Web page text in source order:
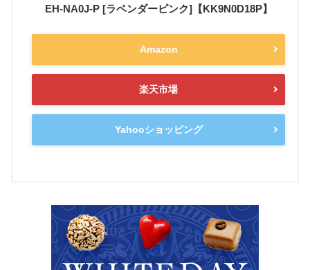
EH-NA0J-P [ラベンダーピンク]【KK9N0D18P】
Amazon
楽天市場
Yahooショッピング